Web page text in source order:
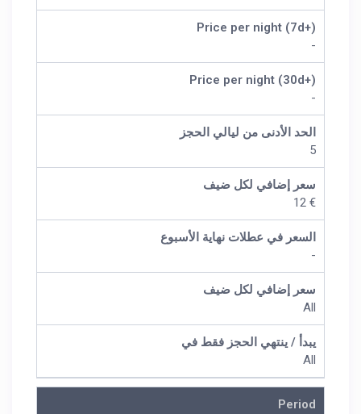
Price per night (7d+)
-
Price per night (30d+)
-
الحد الأدنى من ليالي الحجز
5
سعر إضافي لكل ضيف
€ 12
السعر في عطلات نهاية الأسبوع
-
سعر إضافي لكل ضيف
All
يبدأ / ينتهي الحجز فقط في
All
Period